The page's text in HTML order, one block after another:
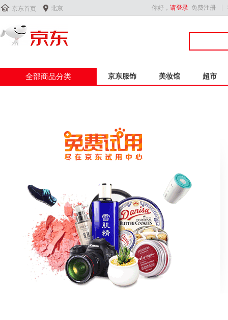
 京东首页  北京 你好， 请登录 免费注册
全部商品分类 京东服饰 美妆馆 超市